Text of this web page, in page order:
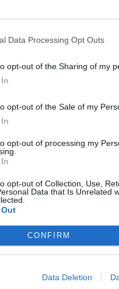
Data Processing Opt Outs
opt-out of the Sharing of my
opt-out of the Sale of my
opt-out of processing my
opt-out of Collection, Use,
Data that Is Unrelated
CONFIRM
Data Deletion